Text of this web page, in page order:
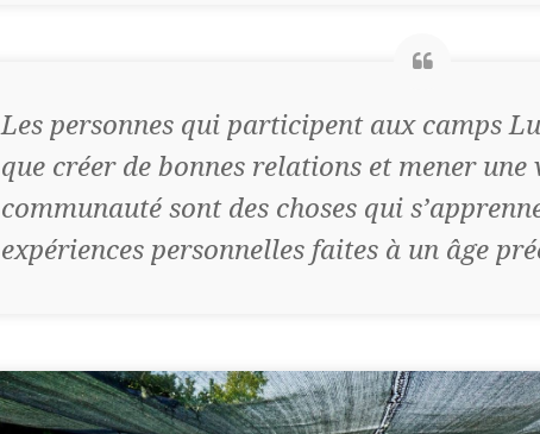
Les personnes qui participent aux camps
que créer de bonnes relations et mener une
communauté sont des choses qui
expériences personnelles faites à un âge